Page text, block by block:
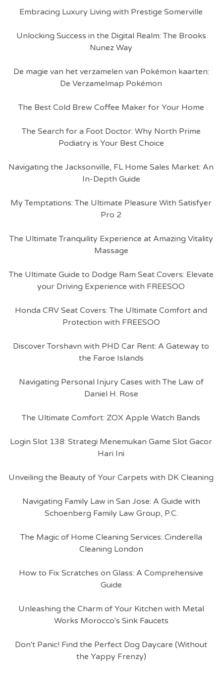
Embracing Luxury Living with Prestige Somerville
Unlocking Success in the Digital Realm: The Brooks
Nunez Way
De magie van het verzamelen van Pokémon kaarten:
De Verzamelmap Pokémon
The Best Cold Brew Coffee Maker for Your Home
The Search for a Foot Doctor: Why North Prime
Podiatry is Your Best Choice
Navigating the Jacksonville, FL Home Sales Market: An
In-Depth Guide
My Temptations: The Ultimate Pleasure With Satisfyer
Pro 2
The Ultimate Tranquility Experience at Amazing Vitality
Massage
The Ultimate Guide to Dodge Ram Seat Covers: Elevate
your Driving Experience with FREESOO
Honda CRV Seat Covers: The Ultimate Comfort and
Protection with FREESOO
Discover Torshavn with PHD Car Rent: A Gateway to
the Faroe Islands
Navigating Personal Injury Cases with The Law of
Daniel H. Rose
The Ultimate Comfort: ZOX Apple Watch Bands
Login Slot 138: Strategi Menemukan Game Slot Gacor
Hari Ini
Unveiling the Beauty of Your Carpets with DK Cleaning
Navigating Family Law in San Jose: A Guide with
Schoenberg Family Law Group, P.C.
The Magic of Home Cleaning Services: Cinderella
Cleaning London
How to Fix Scratches on Glass: A Comprehensive
Guide
Unleashing the Charm of Your Kitchen with Metal
Works Morocco's Sink Faucets
Don't Panic! Find the Perfect Dog Daycare (Without
the Yappy Frenzy)